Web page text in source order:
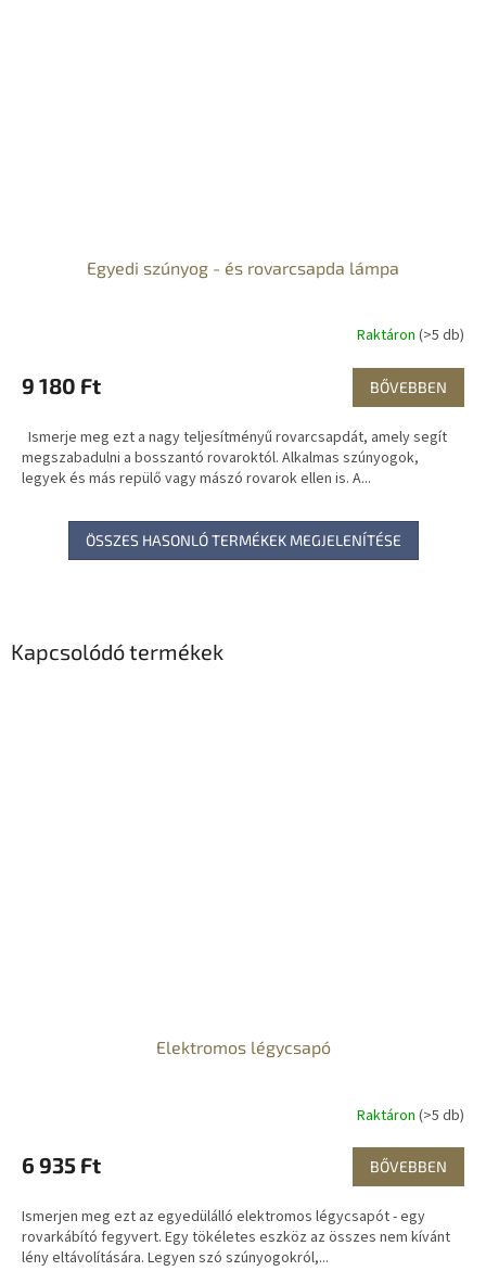
Kapcsolódó termékek
Elektromos légycsapó
Raktáron (>5 db)
6 935 Ft BŐVEBBEN
Ismerjen meg ezt az egyedülálló elektromos légycsapót - egy
rovarkábító fegyvert. Egy tökéletes eszköz az összes nem kívánt
lény eltávolítására. Legyen szó szúnyogokról,...
Egyedi szúnyog - és rovarcsapda lámpa
Raktáron (>5 db)
9 180 Ft BŐVEBBEN
Ismerje meg ezt a nagy teljesítményű rovarcsapdát, amely segít
megszabadulni a bosszantó rovaroktól. Alkalmas szúnyogok,
legyek és más repülő vagy mászó rovarok ellen is. A...
ÖSSZES HASONLÓ TERMÉKEK MEGJELENÍTÉSE